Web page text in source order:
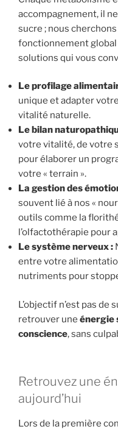
accompagnement, il
sucre ; nous
fonctionnement
solutions qui vous
Le profilage
unique et adapter
vitalité naturelle.
Le bilan
votre vitalité, de votre
pour élaborer un
votre « terrain ».
La gestion des
souvent lié à nos «
outils comme la
l’olfactothérapie pour
Le système nerveux :
entre votre
nutriments pour
L’objectif n’est pas
retrouver une énergie
conscience, sans
Retrouvez une
aujourd’hui
Lors de la première